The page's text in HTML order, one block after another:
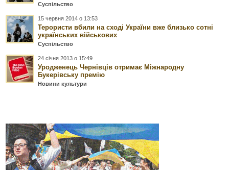
Суспільство
15 червня 2014 о 13:53
Терористи вбили на сході України вже близько сотні
українських військових
Суспільство
24 січня 2013 о 15:49
Уродженець Чернівців отримає Міжнародну
Букерівську премію
Новини культури